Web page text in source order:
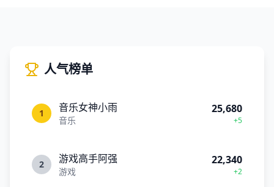
人气榜单
1 音乐女神小雨
音乐
25,680
+5
2 游戏高手阿强
游戏
22,340
+2